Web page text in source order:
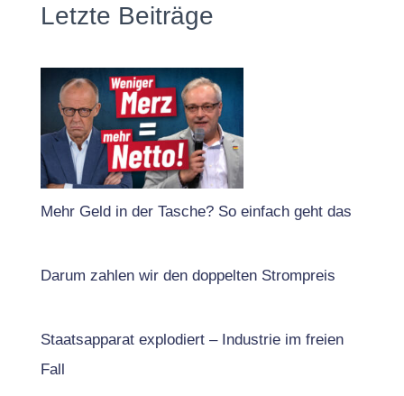
Letzte Beiträge
Mehr Geld in der Tasche? So einfach geht das
Darum zahlen wir den doppelten Strompreis
Staatsapparat explodiert – Industrie im freien
Fall